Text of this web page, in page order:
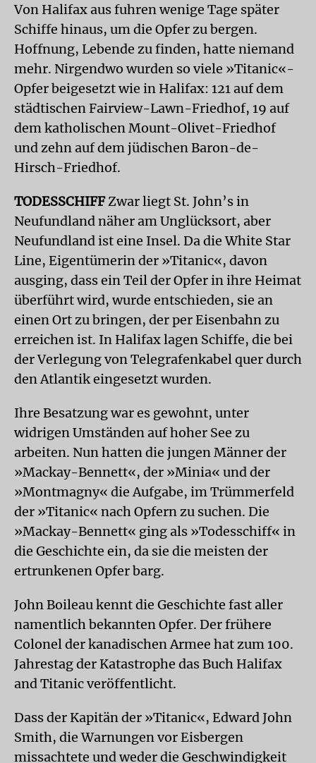
Von Halifax aus fuhren wenige Tage später
Schiffe hinaus, um die Opfer zu bergen.
Hoffnung, Lebende zu finden, hatte niemand
mehr. Nirgendwo wurden so viele »Titanic«-
Opfer beigesetzt wie in Halifax: 121 auf dem
städtischen Fairview-Lawn-Friedhof, 19 auf
dem katholischen Mount-Olivet-Friedhof
und zehn auf dem jüdischen Baron-de-
Hirsch-Friedhof.
TODESSCHIFFZwar liegt St. John’s in
Neufundland näher am Unglücksort, aber
Neufundland ist eine Insel. Da die White Star
Line, Eigentümerin der »Titanic«, davon
ausging, dass ein Teil der Opfer in ihre Heimat
überführt wird, wurde entschieden, sie an
einen Ort zu bringen, der per Eisenbahn zu
erreichen ist. In Halifax lagen Schiffe, die bei
der Verlegung von Telegrafenkabel quer durch
den Atlantik eingesetzt wurden.
Ihre Besatzung war es gewohnt, unter
widrigen Umständen auf hoher See zu
arbeiten. Nun hatten die jungen Männer der
»Mackay-Bennett«, der »Minia« und der
»Montmagny« die Aufgabe, im Trümmerfeld
der »Titanic« nach Opfern zu suchen. Die
»Mackay-Bennett« ging als »Todesschiff« in
die Geschichte ein, da sie die meisten der
ertrunkenen Opfer barg.
John Boileau kennt die Geschichte fast aller
namentlich bekannten Opfer. Der frühere
Colonel der kanadischen Armee hat zum 100.
Jahrestag der Katastrophe das Buch Halifax
and Titanic veröffentlicht.
Dass der Kapitän der »Titanic«, Edward John
Smith, die Warnungen vor Eisbergen
missachtete und weder die Geschwindigkeit